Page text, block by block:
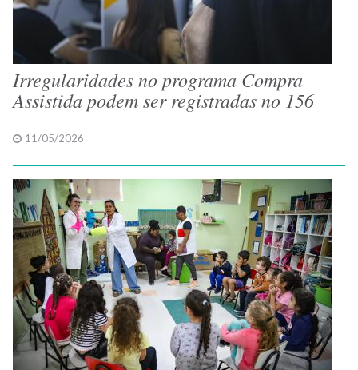
Irregularidades no programa Compra
Assistida podem ser registradas no 156
11/05/2026